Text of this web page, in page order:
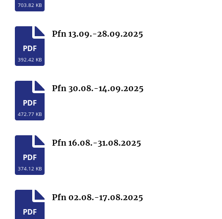
703.82 KB
PDF
392.42 KB
Pfn 13.09.-28.09.2025
PDF
472.77 KB
Pfn 30.08.-14.09.2025
PDF
374.12 KB
Pfn 16.08.-31.08.2025
PDF
Pfn 02.08.-17.08.2025